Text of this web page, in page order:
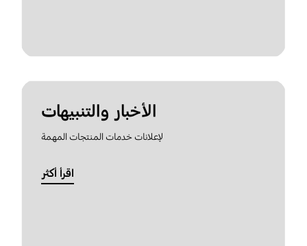
الأخبار والتنبيهات
لإعلانات خدمات المنتجات المهمة
اقرأ أكثر